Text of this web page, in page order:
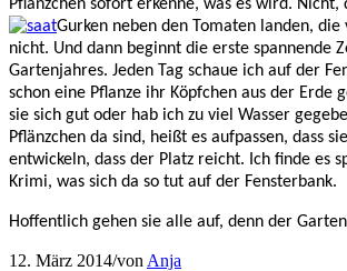
Pflänzchen sofort erkenne, was es wird. Nicht,
Gurken neben den Tomaten landen,
nicht. Und dann beginnt die erste spannende
Gartenjahres. Jeden Tag schaue ich auf der
schon eine Pflanze ihr Köpfchen aus der Erde
sie sich gut oder hab ich zu viel Wasser
Pflänzchen da sind, heißt es aufpassen, dass
entwickeln, dass der Platz reicht. Ich finde es
Krimi, was sich da so tut auf der Fensterbank.
Hoffentlich gehen sie alle auf, denn der
12. März 2014/von Anja